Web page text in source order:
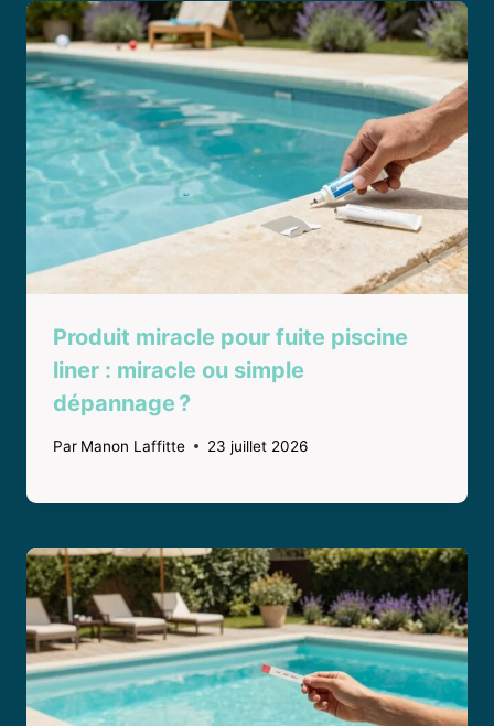
Produit miracle pour fuite piscine
liner : miracle ou simple
dépannage ?
Par Manon Laffitte 23 juillet 2026